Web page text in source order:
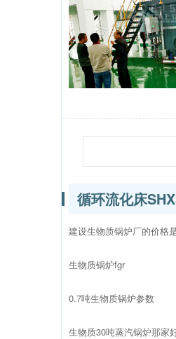
循环流化床
生物质锅炉fgr
0.7吨生物质锅炉参数
生物质30吨蒸汽锅炉那家